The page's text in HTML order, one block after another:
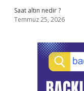
Saat altın nedir ?
Temmuz 25, 2026